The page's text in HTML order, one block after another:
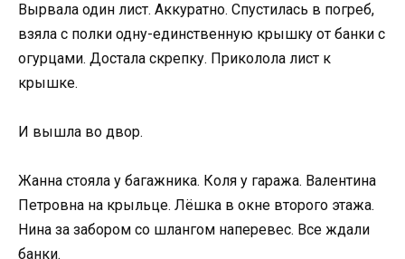
Вырвала один лист. Аккуратно. Спустилась в погреб,
взяла с полки одну-единственную крышку от банки с
огурцами. Достала скрепку. Приколола лист к
крышке.
И вышла во двор.
Жанна стояла у багажника. Коля у гаража. Валентина
Петровна на крыльце. Лёшка в окне второго этажа.
Нина за забором со шлангом наперевес. Все ждали
банки.